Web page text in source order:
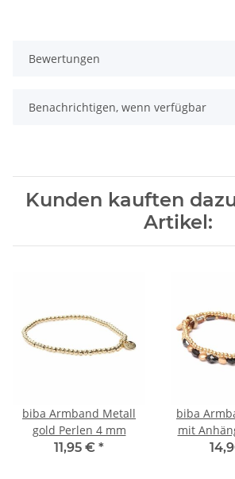
Bewertungen
Benachrichtigen, wenn verfügbar
Kunden kauften
Artikel:
biba Armband Metall
gold Perlen 4 mm
11,95 € *
biba
mit